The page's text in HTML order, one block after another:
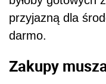
przyjazną dla
darmo.
Zakupy